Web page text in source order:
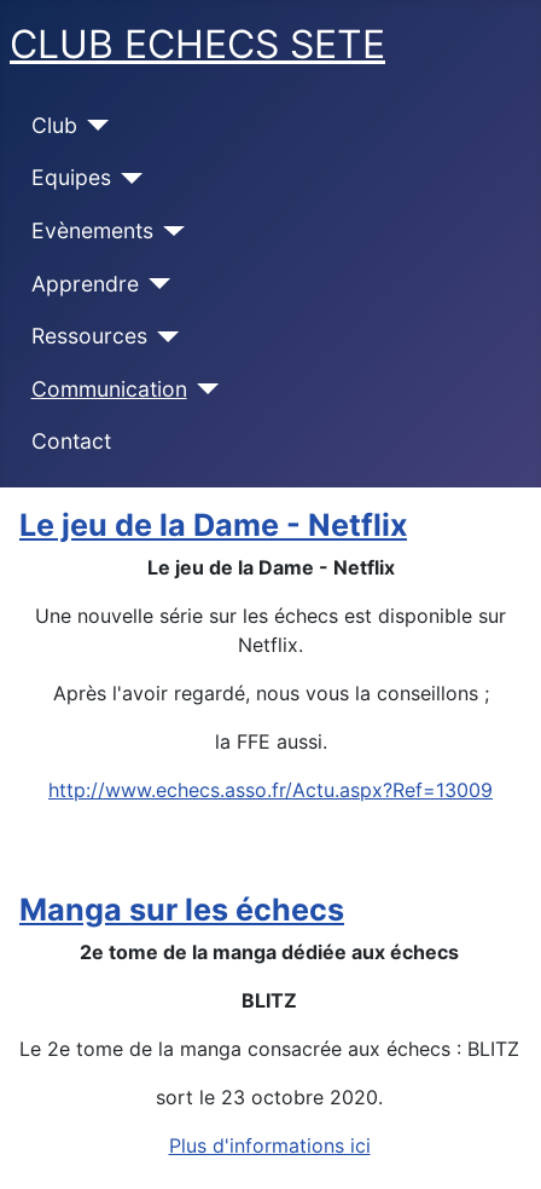
CLUB ECHECS SETE
Club
Equipes
Evènements
Apprendre
Ressources
Communication
Contact
Le jeu de la Dame - Netflix
Le jeu de la Dame - Netflix
Une nouvelle série sur les échecs est disponible sur
Netflix.
Après l'avoir regardé, nous vous la conseillons ;
la FFE aussi.
http://www.echecs.asso.fr/Actu.aspx?Ref=13009
Manga sur les échecs
2e tome de la manga dédiée aux échecs
BLITZ
Le 2e tome de la manga consacrée aux échecs : BLITZ
sort le 23 octobre 2020.
Plus d'informations ici